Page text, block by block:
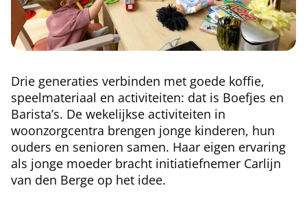
Drie generaties verbinden met goede koffie,
speelmateriaal en activiteiten: dat is Boefjes en
Barista’s. De wekelijkse activiteiten in
woonzorgcentra brengen jonge kinderen, hun
ouders en senioren samen. Haar eigen ervaring
als jonge moeder bracht initiatiefnemer Carlijn
van den Berge op het idee.